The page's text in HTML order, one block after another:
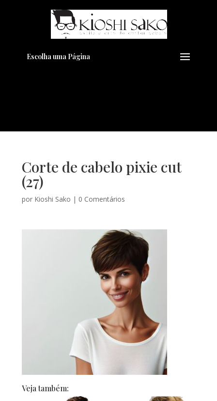
Escolha uma Página
Corte de cabelo pixie cut
(27)
por Kioshi Sako | 0 Comentários
Veja também:
Pensando em transformar seu
Visual??